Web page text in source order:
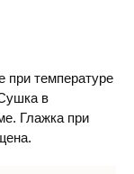
при температуре
в
Глажка при